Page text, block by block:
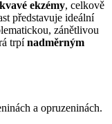
ekzémy, celkově
představuje ideální
zánětlivou
trpínadměrným
a opruzeninách.